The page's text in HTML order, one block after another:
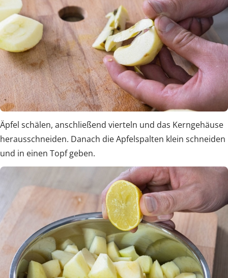
Äpfel schälen, anschließend vierteln und das Kerngehäuse
herausschneiden. Danach die Apfelspalten klein schneiden
und in einen Topf geben.